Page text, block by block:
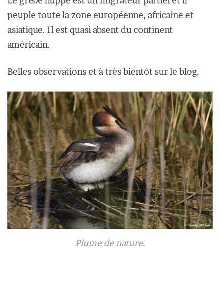
peuple toute la zone européenne, africaine et
asiatique. Il est quasi absent du continent
américain.
Belles observations et à très bientôt sur le blog.
Plume de nature.